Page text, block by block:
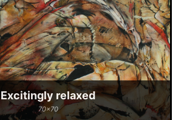
Excitingly relaxed
70x70